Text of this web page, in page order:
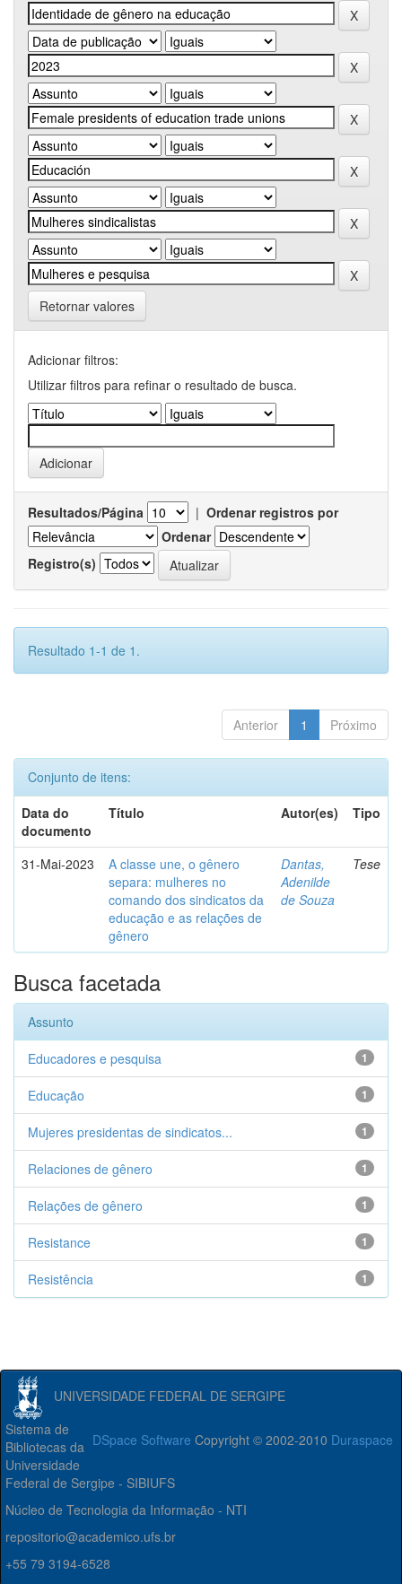
Retornar valores
Adicionar filtros:
Utilizar filtros para refinar o resultado de busca.
Resultados/Página | Ordenar registros por
Ordenar
Registro(s)
Resultado 1-1 de 1.
Anterior 1 Próximo
Conjunto de itens:
Data do
documento
Título Autor(es) Tipo
31-Mai-2023
A classe une, o gênero
separa: mulheres no
comando dos sindicatos da
educação e as relações de
gênero
Dantas,
Adenilde
de Souza
Tese
Busca facetada
Assunto
1
Educadores e pesquisa
1
Educação
1
Mujeres presidentas de sindicatos...
1
Relaciones de gênero
1
Relações de gênero
1
Resistance
1
Resistência
UNIVERSIDADE FEDERAL DE SERGIPE
DSpace Software Copyright © 2002-2010 Duraspace
Sistema de
Bibliotecas da
Universidade
Federal de Sergipe - SIBIUFS
Núcleo de Tecnologia da Informação - NTI
repositorio@academico.ufs.br
+55 79 3194-6528